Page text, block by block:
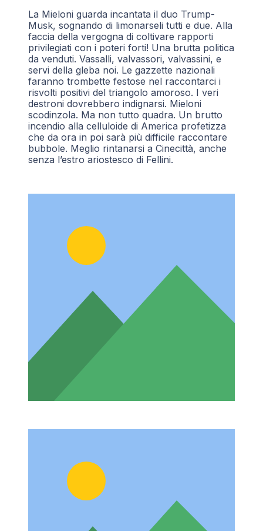
La Mieloni guarda incantata il duo Trump-
Musk, sognando di limonarseli tutti e due. Alla
faccia della vergogna di coltivare rapporti
privilegiati con i poteri forti! Una brutta politica
da venduti. Vassalli, valvassori, valvassini, e
servi della gleba noi. Le gazzette nazionali
faranno trombette festose nel raccontarci i
risvolti positivi del triangolo amoroso. I veri
destroni dovrebbero indignarsi. Mieloni
scodinzola. Ma non tutto quadra. Un brutto
incendio alla celluloide di America profetizza
che da ora in poi sarà più difficile raccontare
bubbole. Meglio rintanarsi a Cinecittà, anche
senza l’estro ariostesco di Fellini.